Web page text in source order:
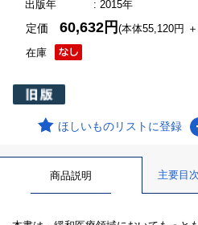
出版年
: 2015年
在庫
定価60,632円(本体55,120円
ほしいものリストに登録
商品説明 主要目次